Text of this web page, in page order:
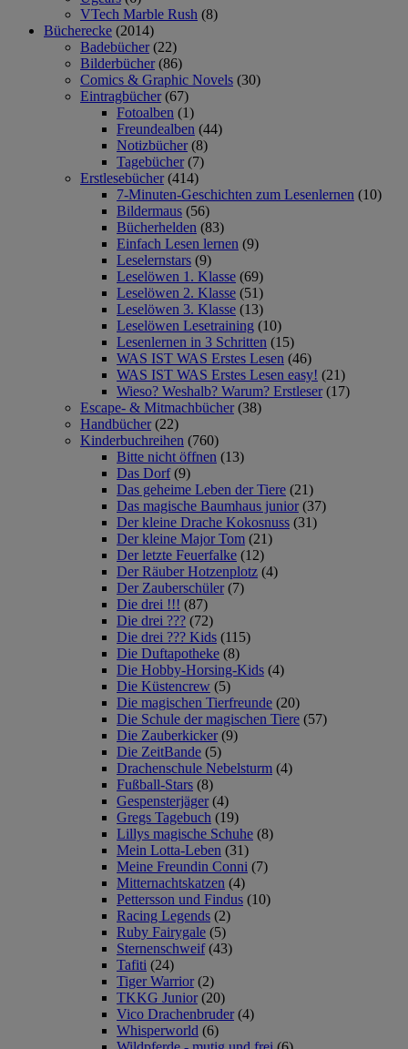
VTech Marble Rush (8)
Bücherecke (2014)
Badebücher (22)
Bilderbücher (86)
Comics & Graphic Novels (30)
Eintragbücher (67)
Fotoalben (1)
Freundealben (44)
Notizbücher (8)
Tagebücher (7)
Erstlesebücher (414)
7-Minuten-Geschichten zum Lesenlernen (10)
Bildermaus (56)
Bücherhelden (83)
Einfach Lesen lernen (9)
Leselernstars (9)
Leselöwen 1. Klasse (69)
Leselöwen 2. Klasse (51)
Leselöwen 3. Klasse (13)
Leselöwen Lesetraining (10)
Lesenlernen in 3 Schritten (15)
WAS IST WAS Erstes Lesen (46)
WAS IST WAS Erstes Lesen easy! (21)
Wieso? Weshalb? Warum? Erstleser (17)
Escape- & Mitmachbücher (38)
Handbücher (22)
Kinderbuchreihen (760)
Bitte nicht öffnen (13)
Das Dorf (9)
Das geheime Leben der Tiere (21)
Das magische Baumhaus junior (37)
Der kleine Drache Kokosnuss (31)
Der kleine Major Tom (21)
Der letzte Feuerfalke (12)
Der Räuber Hotzenplotz (4)
Der Zauberschüler (7)
Die drei !!! (87)
Die drei ??? (72)
Die drei ??? Kids (115)
Die Duftapotheke (8)
Die Hobby-Horsing-Kids (4)
Die Küstencrew (5)
Die magischen Tierfreunde (20)
Die Schule der magischen Tiere (57)
Die Zauberkicker (9)
Die ZeitBande (5)
Drachenschule Nebelsturm (4)
Fußball-Stars (8)
Gespensterjäger (4)
Gregs Tagebuch (19)
Lillys magische Schuhe (8)
Mein Lotta-Leben (31)
Meine Freundin Conni (7)
Mitternachtskatzen (4)
Pettersson und Findus (10)
Racing Legends (2)
Ruby Fairygale (5)
Sternenschweif (43)
Tafiti (24)
Tiger Warrior (2)
TKKG Junior (20)
Vico Drachenbruder (4)
Whisperworld (6)